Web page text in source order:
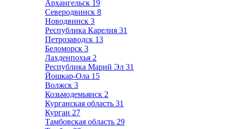
Архангельск 19
Северодвинск 8
Новодвинск 3
Республика Карелия 31
Петрозаводск 13
Беломорск 3
Лахденпохья 2
Республика Марий Эл 31
Йошкар-Ола 15
Волжск 3
Козьмодемьянск 2
Курганская область 31
Курган 27
Тамбовская область 29